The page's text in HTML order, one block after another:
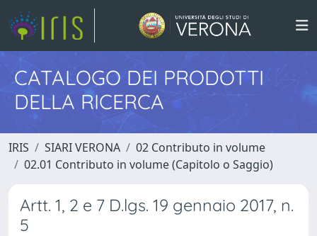
CATALOGO DEI PRODOTTI
DELLA RICERCA
IRIS SIARI VERONA
02 Contributo in volume
02.01 Contributo in volume (Capitolo o Saggio)
Artt. 1, 2 e 7 D.lgs. 19 gennaio 2017, n.
5